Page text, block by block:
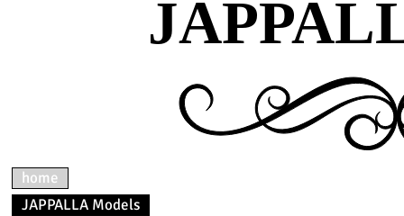
home
JAPPALLA Models